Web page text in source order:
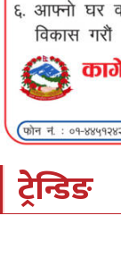
ट्रेन्डिङ